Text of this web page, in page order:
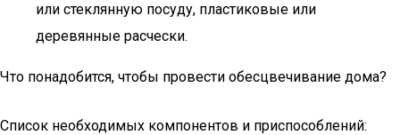
или стеклянную посуду, пластиковые или
деревянные расчески.
Что понадобится, чтобы провести обесцвечивание дома?
Список необходимых компонентов и приспособлений: